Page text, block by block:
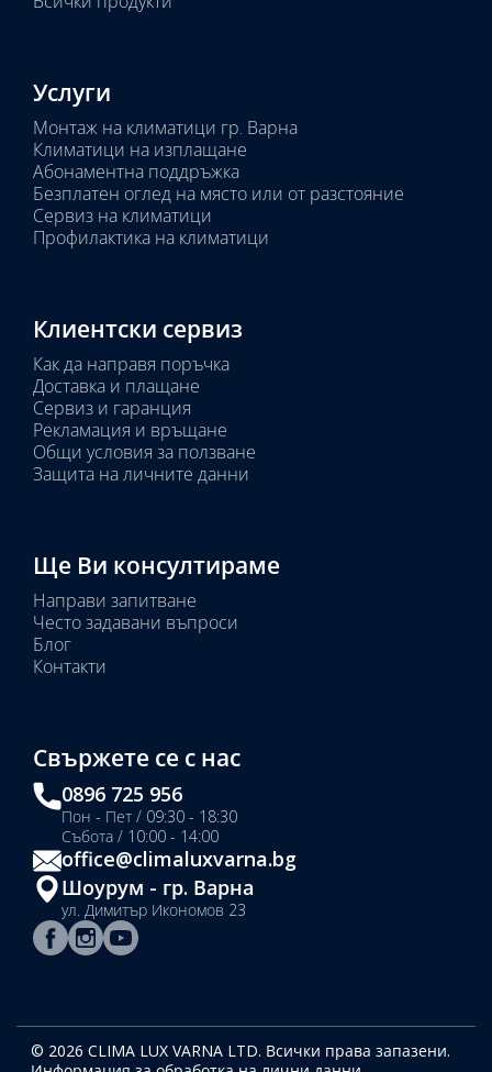
Услуги
Монтаж на климатици гр. Варна
Климатици на изплащане
Абонаментна поддръжка
Безплатен оглед на място или от разстояние
Сервиз на климатици
Профилактика на климатици
Клиентски сервиз
Как да направя поръчка
Доставка и плащане
Сервиз и гаранция
Рекламация и връщане
Общи условия за ползване
Защита на личните данни
Ще Ви консултираме
Направи запитване
Често задавани въпроси
Блог
Контакти
Свържете се с нас
0896 725 956
Пон - Пет / 09:30 - 18:30
Събота / 10:00 - 14:00
office@climaluxvarna.bg
Шоурум - гр. Варна
ул. Димитър Икономов 23
© 2026 CLIMA LUX VARNA LTD. Всички права запазени.